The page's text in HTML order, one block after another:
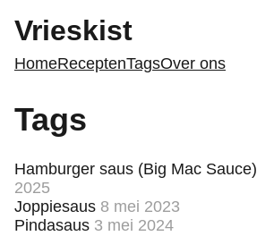
Vrieskist
HomeReceptenTagsOver ons
Tags
Hamburger saus (Big Mac Sauce)
2025
Joppiesaus 8 mei 2023
Pindasaus 3 mei 2024